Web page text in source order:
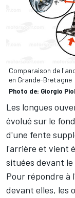
Comparaison de
en Grande-Bretagne
Photo de: Giorgio
Les longues
évolué sur le
d'une fente
l'arrière et vient
situées devant
Pour répondre à
devant elles, les